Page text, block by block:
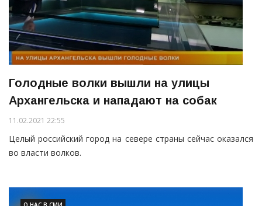
Голодные волки вышли на улицы
Архангельска и нападают на собак
11.02.2021 22:55
Целый российский город на севере страны сейчас оказался
во власти волков.